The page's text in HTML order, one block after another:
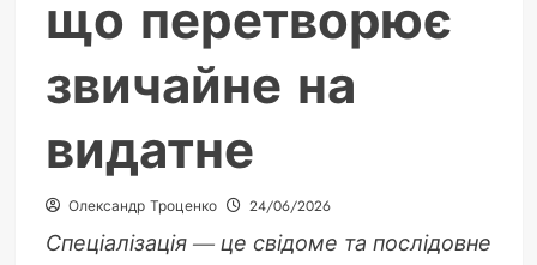
що перетворює
звичайне на
видатне
Олександр Троценко 24/06/2026
Спеціалізація — це свідоме та послідовне